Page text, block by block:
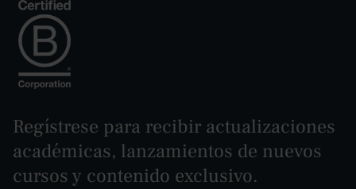
Regístrese para recibir actualizaciones
académicas, lanzamientos de nuevos
cursos y contenido exclusivo.